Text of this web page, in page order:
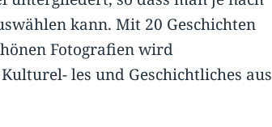
kann. Mit 20 Geschichten
Fotografien wird
les und Geschichtliches aus